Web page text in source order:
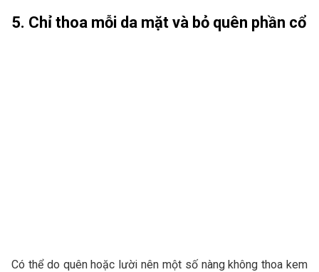
5. Chỉ thoa mỗi da mặt và bỏ quên phần cổ
Có thể do quên hoặc lười nên một số nàng không thoa kem